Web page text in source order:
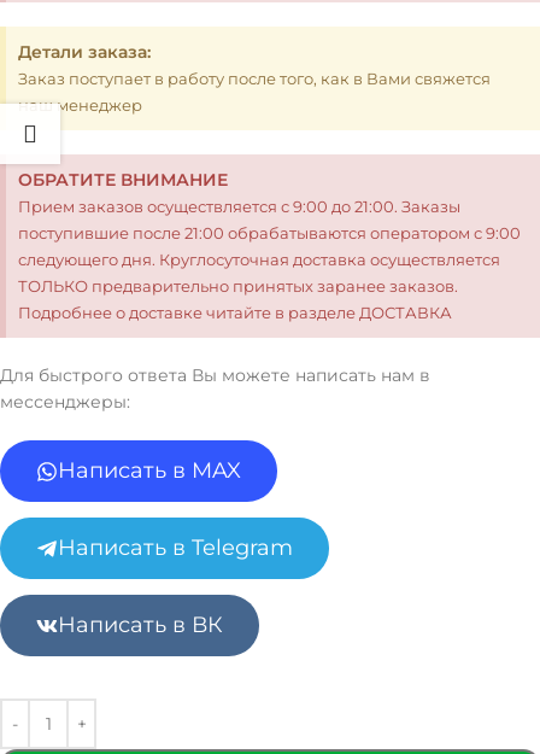
Детали заказа:
Заказ поступает в работу после того, как в Вами свяжется
наш менеджер
ОБРАТИТЕ ВНИМАНИЕ
Прием заказов осуществляется с 9:00 до 21:00. Заказы
поступившие после 21:00 обрабатываются оператором с 9:00
следующего дня. Круглосуточная доставка осуществляется
ТОЛЬКО предварительно принятых заранее заказов.
Подробнее о доставке читайте в разделе ДОСТАВКА
Для быстрого ответа Вы можете написать нам в
мессенджеры:
Написать в MAX
Написать в Telegram
Написать в ВК